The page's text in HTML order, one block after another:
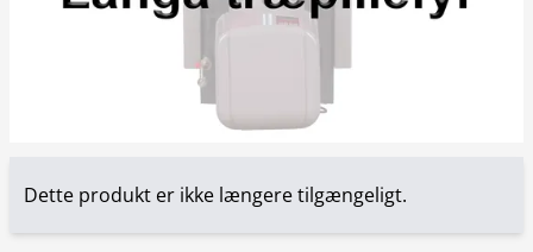
Dette produkt er ikke længere tilgængeligt.